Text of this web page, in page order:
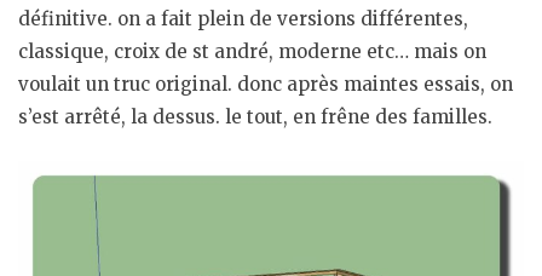
définitive. on a fait plein de versions différentes,
classique, croix de st andré, moderne etc… mais on
voulait un truc original. donc après maintes essais, on
s’est arrêté, la dessus. le tout, en frêne des familles.